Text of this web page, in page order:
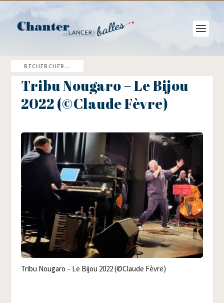
Tribu Nougaro – Le Bijou
2022 (©Claude Fèvre)
Tri­bu Nou­ga­ro – Le Bijou 2022 (©Claude Fèvre)